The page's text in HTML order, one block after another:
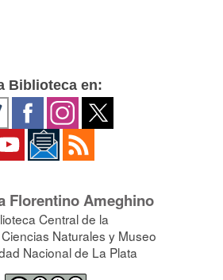
Biblioteca en:
Florentino Ameghino
Central de la
Naturales y Museo
Nacional de La Plata